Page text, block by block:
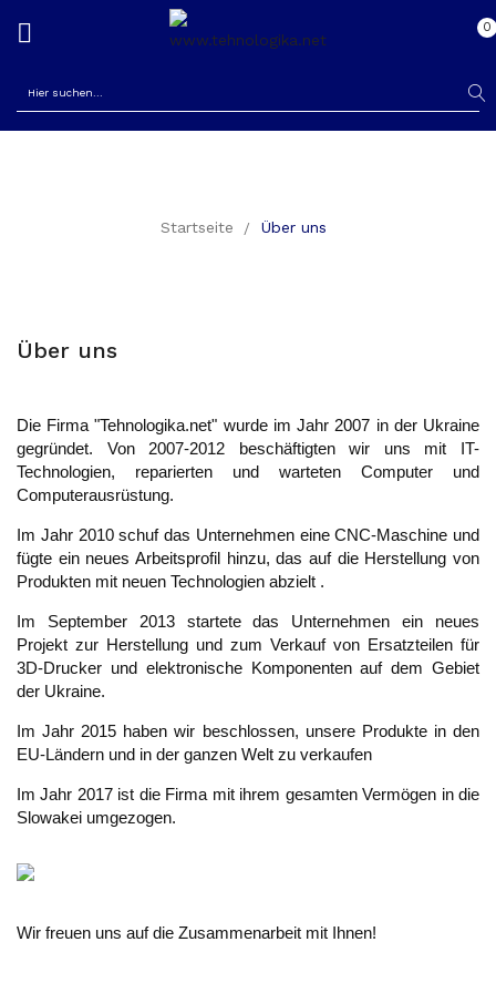
 0
Startseite Über uns
Über uns
Die Firma "Tehnologika.net" wurde im Jahr 2007 in der Ukraine
gegründet.
Von 2007-2012 beschäftigten wir uns
mit IT-
Technologien, reparierten und warteten
Computer und
Computerausrüstung.
Im Jahr 2010schuf das Unternehmen eine CNC-Maschine und
fügte ein neues Arbeitsprofil hinzu,das auf die Herstellung von
Produkten mit neuen Technologien abzielt .
Im September 2013startete das Unternehmenein neues
Projekt zur Herstellung und zum Verkauf von Ersatzteilen für
3D-Drucker und elektronische Komponentenauf dem Gebiet
der Ukraine.
Im Jahr 2015 haben wir beschlossen, unsere Produkte in den
EU-Ländern und in der ganzen Welt zu verkaufen
Im Jahr 2017 ist die Firma mit ihrem gesamten Vermögen in die
Slowakei umgezogen.
Wir freuen uns auf die Zusammenarbeit mit Ihnen!